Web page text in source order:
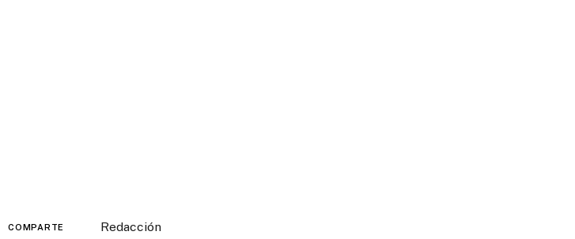
COMPARTE
Redacción